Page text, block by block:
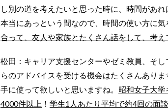
し別の道を考えたいと思った時に、時間があ
本当にあっという間なので、時間の使い方に気
合って、友人や家族とたくさん話をして、考え
松田：キャリア支援センターやゼミ教員、そ
らのアドバイスを受ける機会はたくさんあり
手に使って欲しいと思いますね。 昭和女子大
4000件以上 ！ 学生1人あたり平均で約4回の面談